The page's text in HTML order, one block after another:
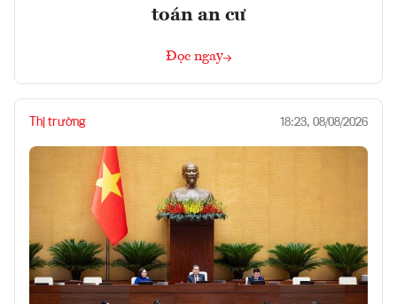
toán an cư
Đọc ngay
Thị trường 18:23, 08/08/2026